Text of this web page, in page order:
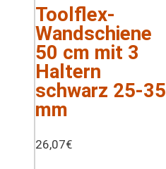
Toolflex-
Wandschiene
50 cm mit 3
Haltern
schwarz 25-35
mm
26,07€